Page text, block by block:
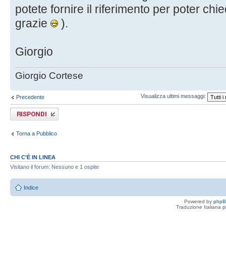
potete fornire il riferimento per poter
grazie
).
Giorgio
Giorgio Cortese
Precedente Visualizza ultimi messaggi:
Rispondi al
messaggio
Torna a Pubblico
CHI C’È IN LINEA
Visitano il forum: Nessuno e 1 ospite
Indice
Powered by
Traduzione Italiana